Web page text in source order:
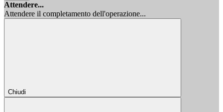
Attendere...
Attendere il completamento dell'operazione...
Chiudi